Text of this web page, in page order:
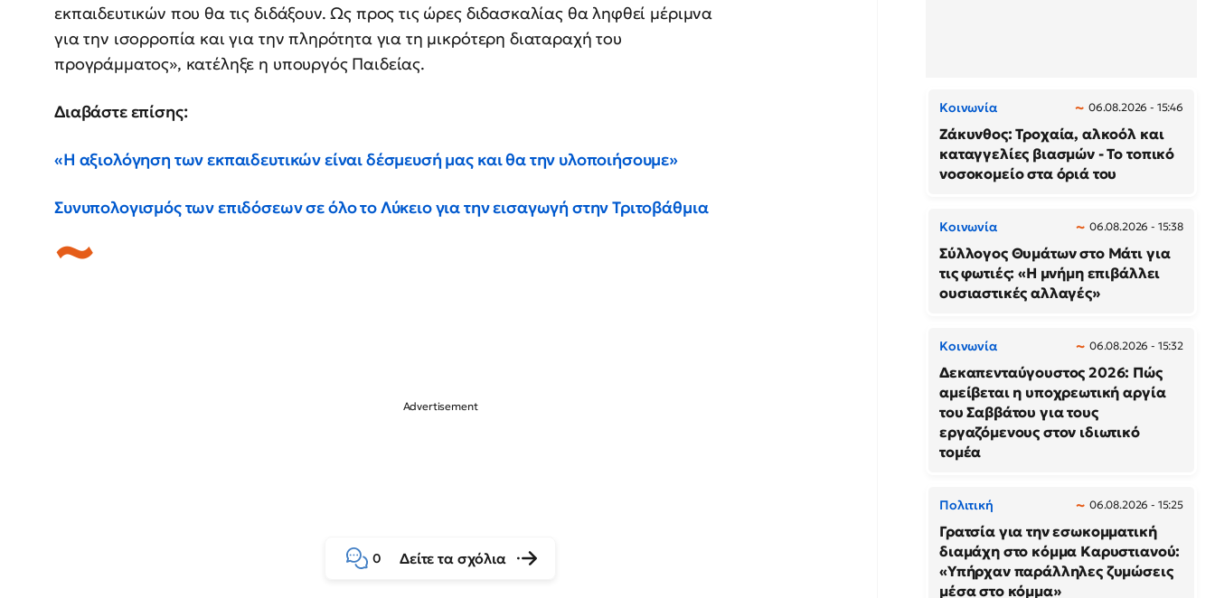
εκπαιδευτικών που θα τις διδάξουν. Ως προς τις ώρες διδασκαλίας θα ληφθεί μέριμνα
για την ισορροπία και για την πληρότητα για τη μικρότερη διαταραχή του
προγράμματος», κατέληξε η υπουργός Παιδείας.
Διαβάστε επίσης:
«Η αξιολόγηση των εκπαιδευτικών είναι δέσμευσή μας και θα την υλοποιήσουμε»
Συνυπολογισμός των επιδόσεων σε όλο το Λύκειο για την εισαγωγή στην Τριτοβάθμια
0 Δείτε τα σχόλια
Κοινωνία 06.08.2026 - 15:46
Ζάκυνθος: Τροχαία, αλκοόλ και
καταγγελίες βιασμών - Το τοπικό
νοσοκομείο στα όριά του
Κοινωνία 06.08.2026 - 15:38
Σύλλογος Θυμάτων στο Μάτι για
τις φωτιές: «Η μνήμη επιβάλλει
ουσιαστικές αλλαγές»
Κοινωνία 06.08.2026 - 15:32
Δεκαπενταύγουστος 2026: Πώς
αμείβεται η υποχρεωτική αργία
του Σαββάτου για τους
εργαζόμενους στον ιδιωτικό
τομέα
Πολιτική 06.08.2026 - 15:25
Γρατσία για την εσωκομματική
διαμάχη στο κόμμα Καρυστιανού:
«Υπήρχαν παράλληλες ζυμώσεις
μέσα στο κόμμα»